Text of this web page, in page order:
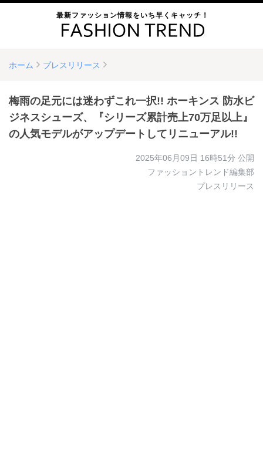
最新ファッション情報をいち早くキャッチ！
ホーム プレスリリース
梅雨の足元には迷わずこれ一択!! ホーキンス 防水ビ
ジネスシューズ、『シリーズ累計売上70万足以上』
の人気モデルがアップデートしてリニューアル!!
2025年06月09日 16時51分 公開
ファッショントレンド編集部
プレスリリース